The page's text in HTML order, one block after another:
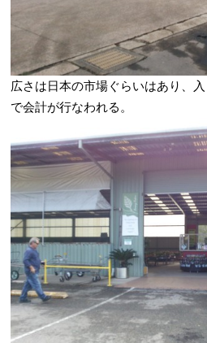
広さは日本の市場ぐらいはあり、
で会計が行なわれる。